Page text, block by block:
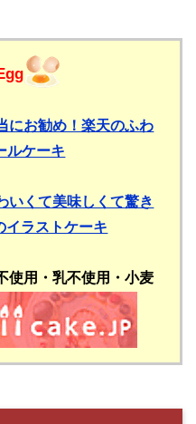
にお勧め！楽天のふわ
ルケーキ
いくて美味しくて驚き
ラストケーキ
使用・乳不使用・小麦